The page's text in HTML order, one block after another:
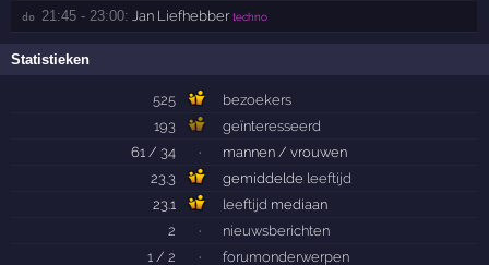
do 21:45 - 23:00: Jan Liefhebber techno
Statistieken
525
bezoekers
193
geïnteresseerd
61 / 34
·
mannen / vrouwen
23.3
gemiddelde leeftijd
23.1
leeftijd mediaan
2
·
nieuwsberichten
1 / 2
· forumonderwerpen